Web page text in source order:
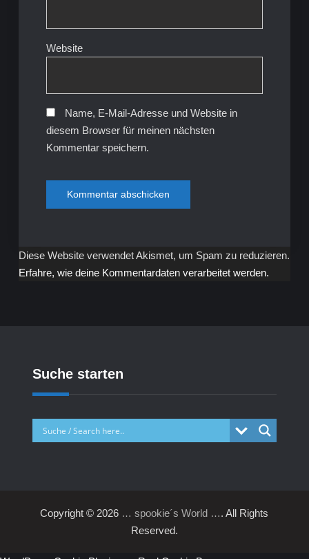
Website
Name, E-Mail-Adresse und Website in
diesem Browser für meinen nächsten
Kommentar speichern.
Diese Website verwendet Akismet, um Spam zu reduzieren.
Erfahre, wie deine Kommentardaten verarbeitet werden.
Suche starten
Copyright © 2026 … spookie´s World …. All Rights
Reserved.